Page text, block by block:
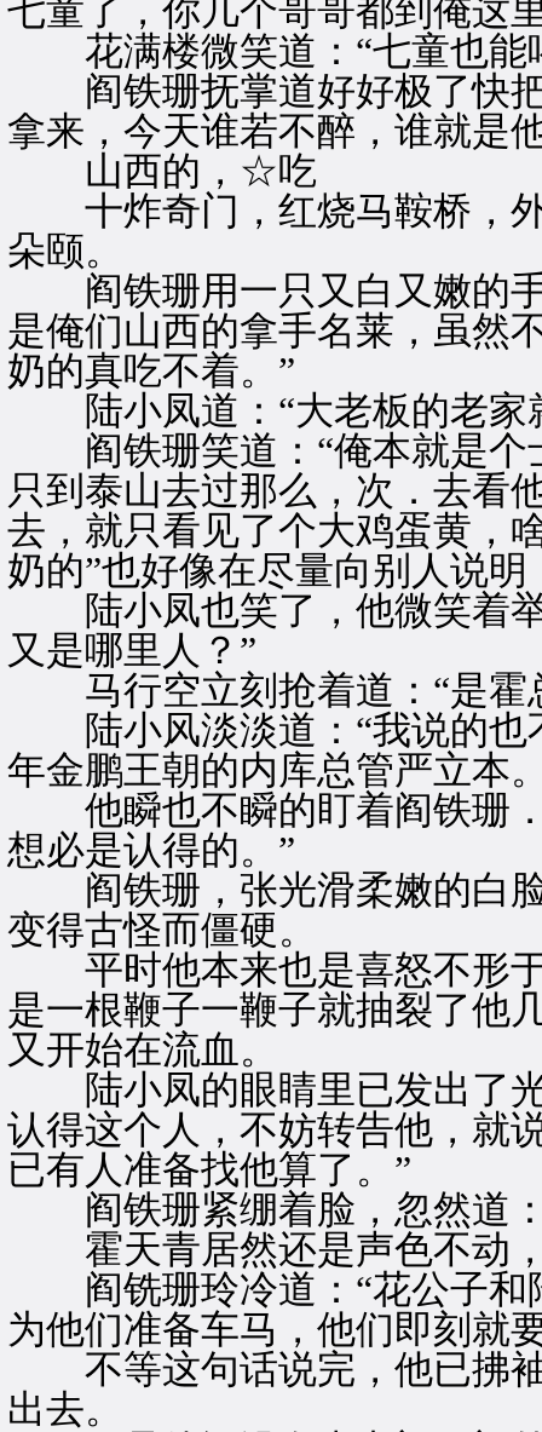
七童了，你几个哥哥都到俺这
花满楼微笑道：“七童也能
阎铁珊抚掌道好好极了快把
拿来，今天谁若不醉，谁就是
山西的，☆吃
十炸奇门，红烧马鞍桥，外
朵颐。
阎铁珊用一只又白又嫩的手
是俺们山西的拿手名莱，虽然
奶的真吃不着。”
陆小凤道：“大老板的老家
阎铁珊笑道：“俺本就是个
只到泰山去过那么，次．去看
去，就只看见了个大鸡蛋黄，
奶的”也好像在尽量向别人说
陆小凤也笑了，他微笑着举
又是哪里人？”
马行空立刻抢着道：“是霍
陆小风淡淡道：“我说的也
年金鹏王朝的内库总管严立本
他瞬也不瞬的盯着阎铁珊．
想必是认得的。”
阎铁珊，张光滑柔嫩的白脸
变得古怪而僵硬。
平时他本来也是喜怒不形于
是一根鞭子一鞭子就抽裂了他
又开始在流血。
陆小凤的眼睛里已发出了光
认得这个人，不妨转告他，就
已有人准备找他算了。”
阎铁珊紧绷着脸，忽然道：
霍天青居然还是声色不动，
阎铣珊玲冷道：“花公子和
为他们准备车马，他们即刻就
不等这句话说完，他已拂袖
出去。